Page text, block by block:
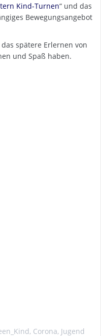
Kind-Turnen“ und das
Bewegungsangebot
spätere Erlernen von
und Spaß haben.
, Corona, Jugend